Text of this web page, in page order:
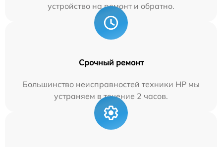
устройство на ремонт и обратно.
Срочный ремонт
Большинство неисправностей техники HP мы
устраняем в течение 2 часов.